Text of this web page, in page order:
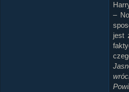
–
jest